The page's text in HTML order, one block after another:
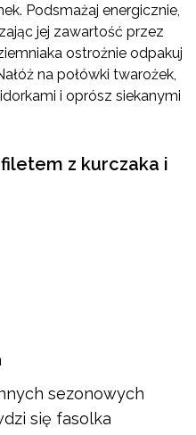
Podsmażaj energicznie,
jej zawartość przez
ostrożnie odpakuj
na połówki twarożek,
i oprósz siekanymi
z kurczaka i
sezonowych
się fasolka